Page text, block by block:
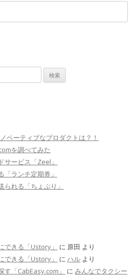
ベーティブなプロダクトは？！
を調べてみた
サービス「Zeel」
「ランチ定期券」
れる「ちょぷり」
できる「Ustory」 に 原田 より
できる「Ustory」
に ハル より
す「CabEasy.com」
に みんなでタクシー